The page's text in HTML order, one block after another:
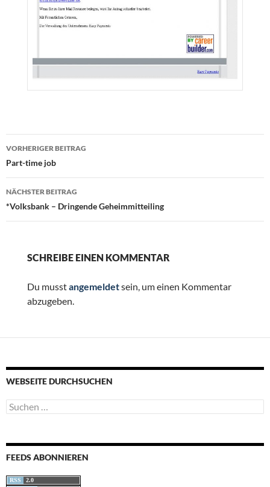
Beitragsnavigation
VORHERIGER BEITRAG
Part-time job
NÄCHSTER BEITRAG
*Volksbank – Dringende Geheimmitteiling
SCHREIBE EINEN KOMMENTAR
Du musstangemeldetsein, um einen Kommentar
abzugeben.
WEBSEITE DURCHSUCHEN
Suchen
nach:
FEEDS ABONNIEREN
RSS
2.0